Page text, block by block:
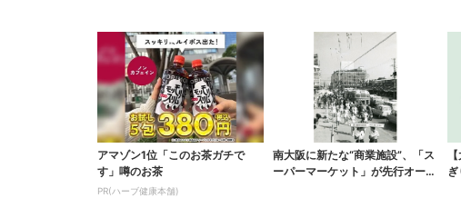
アマゾン1位「このお茶ガチで
す」噂のお茶
PR(ハーブ健康本舗)
南大阪に新たな“商業施設”、「ス
ーパーマーケット」が先行オープ